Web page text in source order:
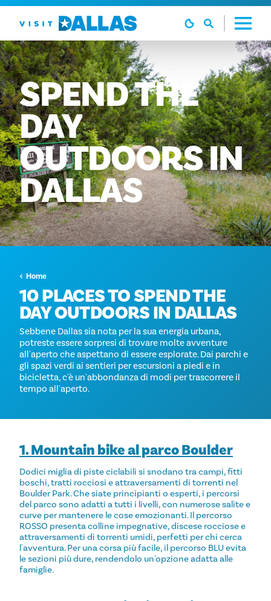
Vai al contenuto
SPENDTHE
DAY
OUTDOORSIN
DALLAS
Home
10 PLACES TO SPEND THE
DAY OUTDOORS IN DALLAS
Sebbene Dallas sia nota per la sua energia urbana,
potreste essere sorpresi di trovare molte avventure
all'aperto che aspettano di essere esplorate. Dai parchi e
gli spazi verdi ai sentieri per escursioni a piedi e in
bicicletta, c'è un'abbondanza di modi per trascorrere il
tempo all'aperto.
1. Mountain bike al parco Boulder
Dodici miglia di piste ciclabili si snodano tra campi, fitti
boschi, tratti rocciosi e attraversamenti di torrenti nel
Boulder Park. Che siate principianti o esperti, i percorsi
del parco sono adatti a tutti i livelli, con numerose salite e
curve per mantenere le cose emozionanti. Il percorso
ROSSO presenta colline impegnative, discese rocciose e
attraversamenti di torrenti umidi, perfetti per chi cerca
l'avventura. Per una corsa più facile, il percorso BLU evita
le sezioni più dure, rendendolo un'opzione adatta alle
famiglie.